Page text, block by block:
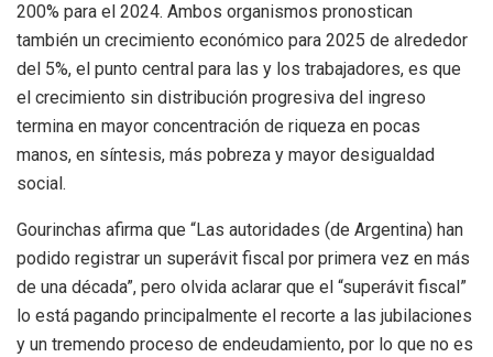
200% para el 2024. Ambos organismos pronostican
también un crecimiento económico para 2025 de alrededor
del 5%, el punto central para las y los trabajadores, es que
el crecimiento sin distribución progresiva del ingreso
termina en mayor concentración de riqueza en pocas
manos, en síntesis, más pobreza y mayor desigualdad
social.
Gourinchas afirma que “Las autoridades (de Argentina) han
podido registrar un superávit fiscal por primera vez en más
de una década”, pero olvida aclarar que el “superávit fiscal”
lo está pagando principalmente el recorte a las jubilaciones
y un tremendo proceso de endeudamiento, por lo que no es